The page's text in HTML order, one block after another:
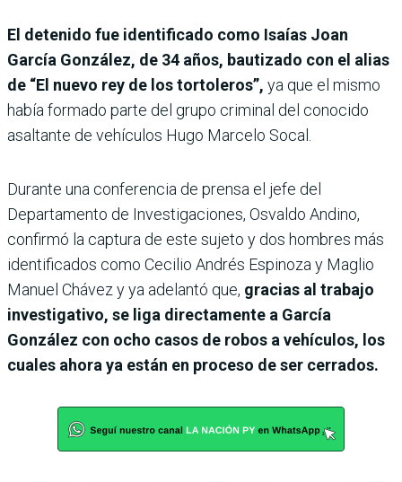
El detenido fue identificado como Isaías Joan
García González, de 34 años, bautizado con el alias
de “El nuevo rey de los tortoleros”, ya que el mismo
había formado parte del grupo criminal del conocido
asaltante de vehículos Hugo Marcelo Socal.
Durante una conferencia de prensa el jefe del
Departamento de Investigaciones, Osvaldo Andino,
confirmó la captura de este sujeto y dos hombres más
identificados como Cecilio Andrés Espinoza y Maglio
Manuel Chávez y ya adelantó que, gracias al trabajo
investigativo, se liga directamente a García
González con ocho casos de robos a vehículos, los
cuales ahora ya están en proceso de ser cerrados.